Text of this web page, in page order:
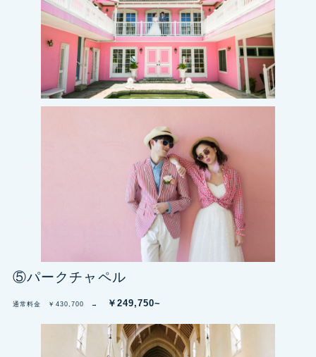
⑤パークチャペル
通常料金 ￥430,700 → ￥249,750~